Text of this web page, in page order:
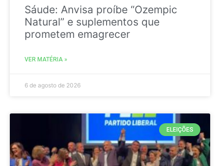
Sáude: Anvisa proíbe “Ozempic
Natural” e suplementos que
prometem emagrecer
VER MATÉRIA »
6 de agosto de 2026
ELEIÇÕES